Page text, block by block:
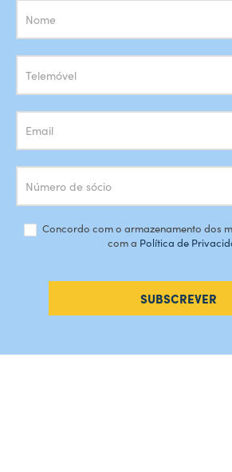
Subscrição
Newsletter
Concordo com o armazenamento dos
com a Política de
SUBSCREVER